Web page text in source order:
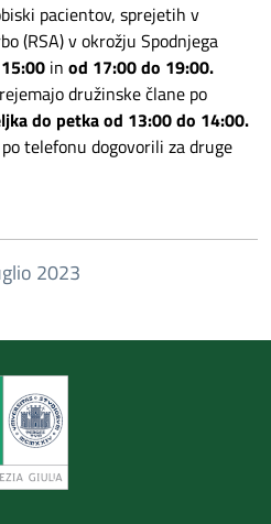
pacientov, sprejetih v
(RSA) v okrožju Spodnjega
in od 17:00 do 19:00.
družinske člane po
do petka od 13:00 do 14:00.
telefonu dogovorili za druge
2023